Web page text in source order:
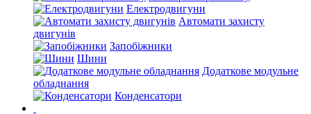
Електродвигуни
Автомати захисту
двигунів
Запобіжники
Шини
Додаткове модульне
обладнання
Конденсатори